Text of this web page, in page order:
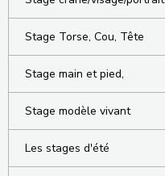
Stage Torse, Cou, Tête
Stage main et pied,
Stage modèle vivant
Les stages d'été